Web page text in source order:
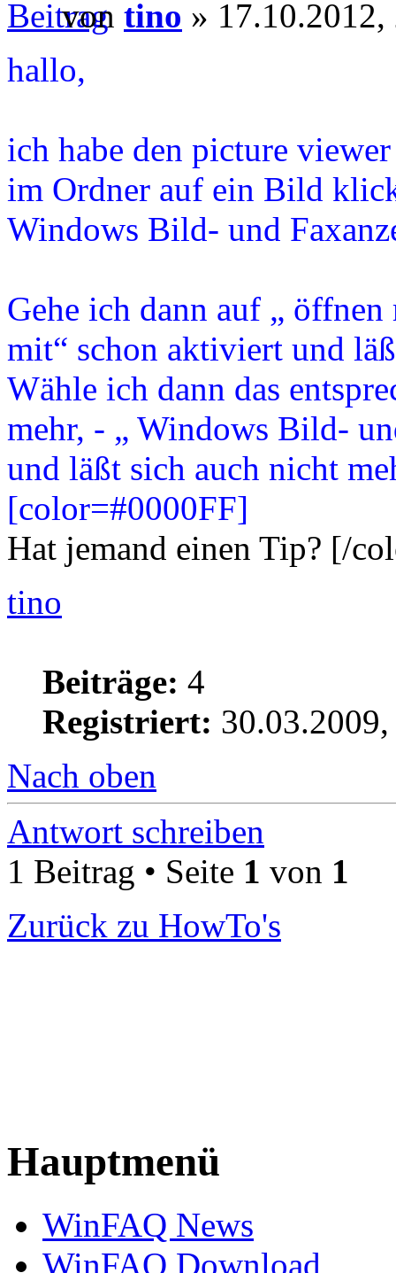
von tino » 17.10.2012,
hallo,
ich habe den picture
im Ordner auf ein Bild
Windows Bild- und
Gehe ich dann auf „
mit“ schon aktiviert und
Wähle ich dann das
mehr, - „ Windows Bild-
und läßt sich auch nicht
[color=#0000FF]
Hat jemand einen Tip? [/
tino
Beiträge: 4
Registriert:
Nach oben
Antwort schreiben
1 Beitrag • Seite 1 von 1
Zurück zu HowTo's
Hauptmenü
WinFAQ News
WinFAQ Download